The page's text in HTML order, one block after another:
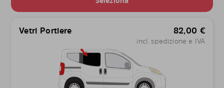
Vetri Portiere 82,00 €
incl. spedizione e IVA